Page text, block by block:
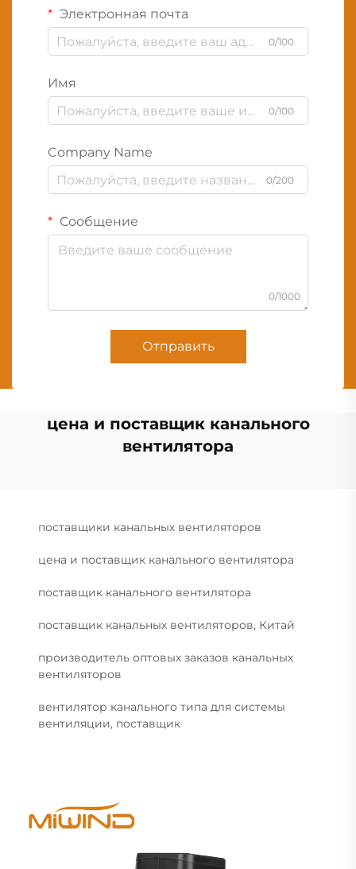
Электронная почта
0/100
Имя
0/100
Company Name
0/200
Сообщение
0/1000
Отправить
цена и поставщик канального
вентилятора
поставщики канальных вентиляторов
цена и поставщик канального вентилятора
поставщик канального вентилятора
поставщик канальных вентиляторов, Китай
производитель оптовых заказов канальных
вентиляторов
вентилятор канального типа для системы
вентиляции, поставщик